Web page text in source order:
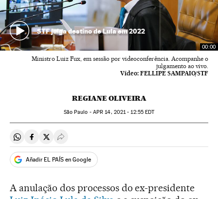
00:00
STF julga destino de Lula em 2022
Ministro Luiz Fux, em sessão por videoconferência. Acompanhe o
julgamento ao vivo.
Vídeo: FELLIPE SAMPAIO/STF
REGIANE OLIVEIRA
São Paulo - APR 14, 2021 - 12:55EDT
Compartir en Whatsapp
Compartir en Facebook
Compartir en Twitter
Desplegar Redes Sociales
Añadir EL PAÍS en Google
A anulação dos processos do ex-presidente